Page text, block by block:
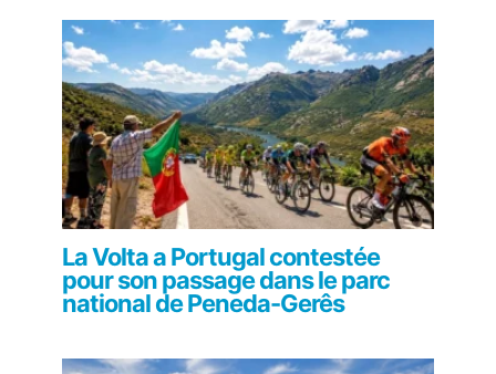
La Volta a Portugal contestée
pour son passage dans le parc
national de Peneda-Gerês